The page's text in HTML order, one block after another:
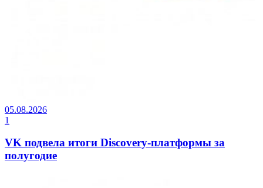
05.08.2026
1
VK подвела итоги Discovery-платформы за
полугодие